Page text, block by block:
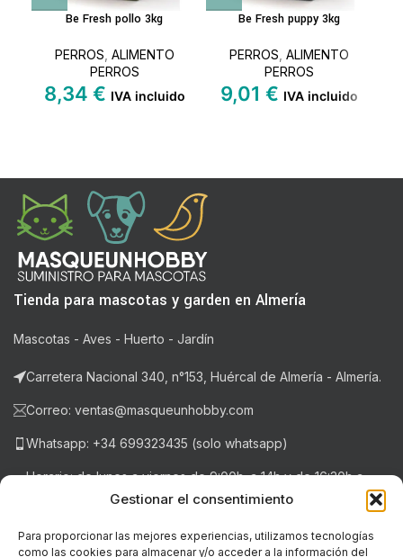
Gestionar el consentimiento
Para proporcionar las mejores experiencias, utilizamos tecnologías
como las cookies para almacenar y/o acceder a la información del
Be Fresh pollo 3kg
PERROS ALIMENTO
PERROS
8,34 € IVA incluido
Be Fresh puppy 3kg
PERROS ALIMENTO
PERROS
9,01 € IVA incluido
Tienda para mascotas y garden en Almería
Mascotas - Aves - Huerto - Jardín
Carretera Nacional 340, n°153, Huércal de Almería - Almería.
Correo: ventas@masqueunhobby.com
Whatsapp: +34 699323435 (solo whatsapp)
Horario: de lunes a viernes de 9:00h. a 14h y de 16:30h a
20:30h . Sábados de 9:00h a 14:00h.